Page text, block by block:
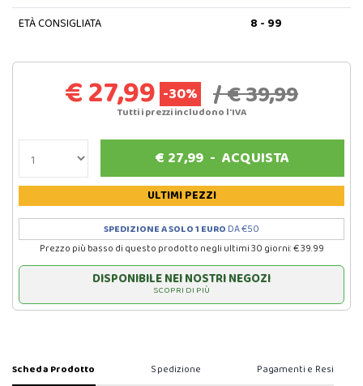
ETÀ CONSIGLIATA 8 - 99
€ 27,99 -30% / € 39,99
Tutti i prezzi includono l'IVA
€ 27,99 -ACQUISTA
ULTIMI PEZZI
SPEDIZIONE A SOLO 1 EURO DA €50
Prezzo più basso di questo prodotto negli ultimi 30 giorni: € 39.99
DISPONIBILE NEI NOSTRI NEGOZI
SCOPRI DI PIÙ
Scheda Prodotto Spedizione Pagamenti e Resi